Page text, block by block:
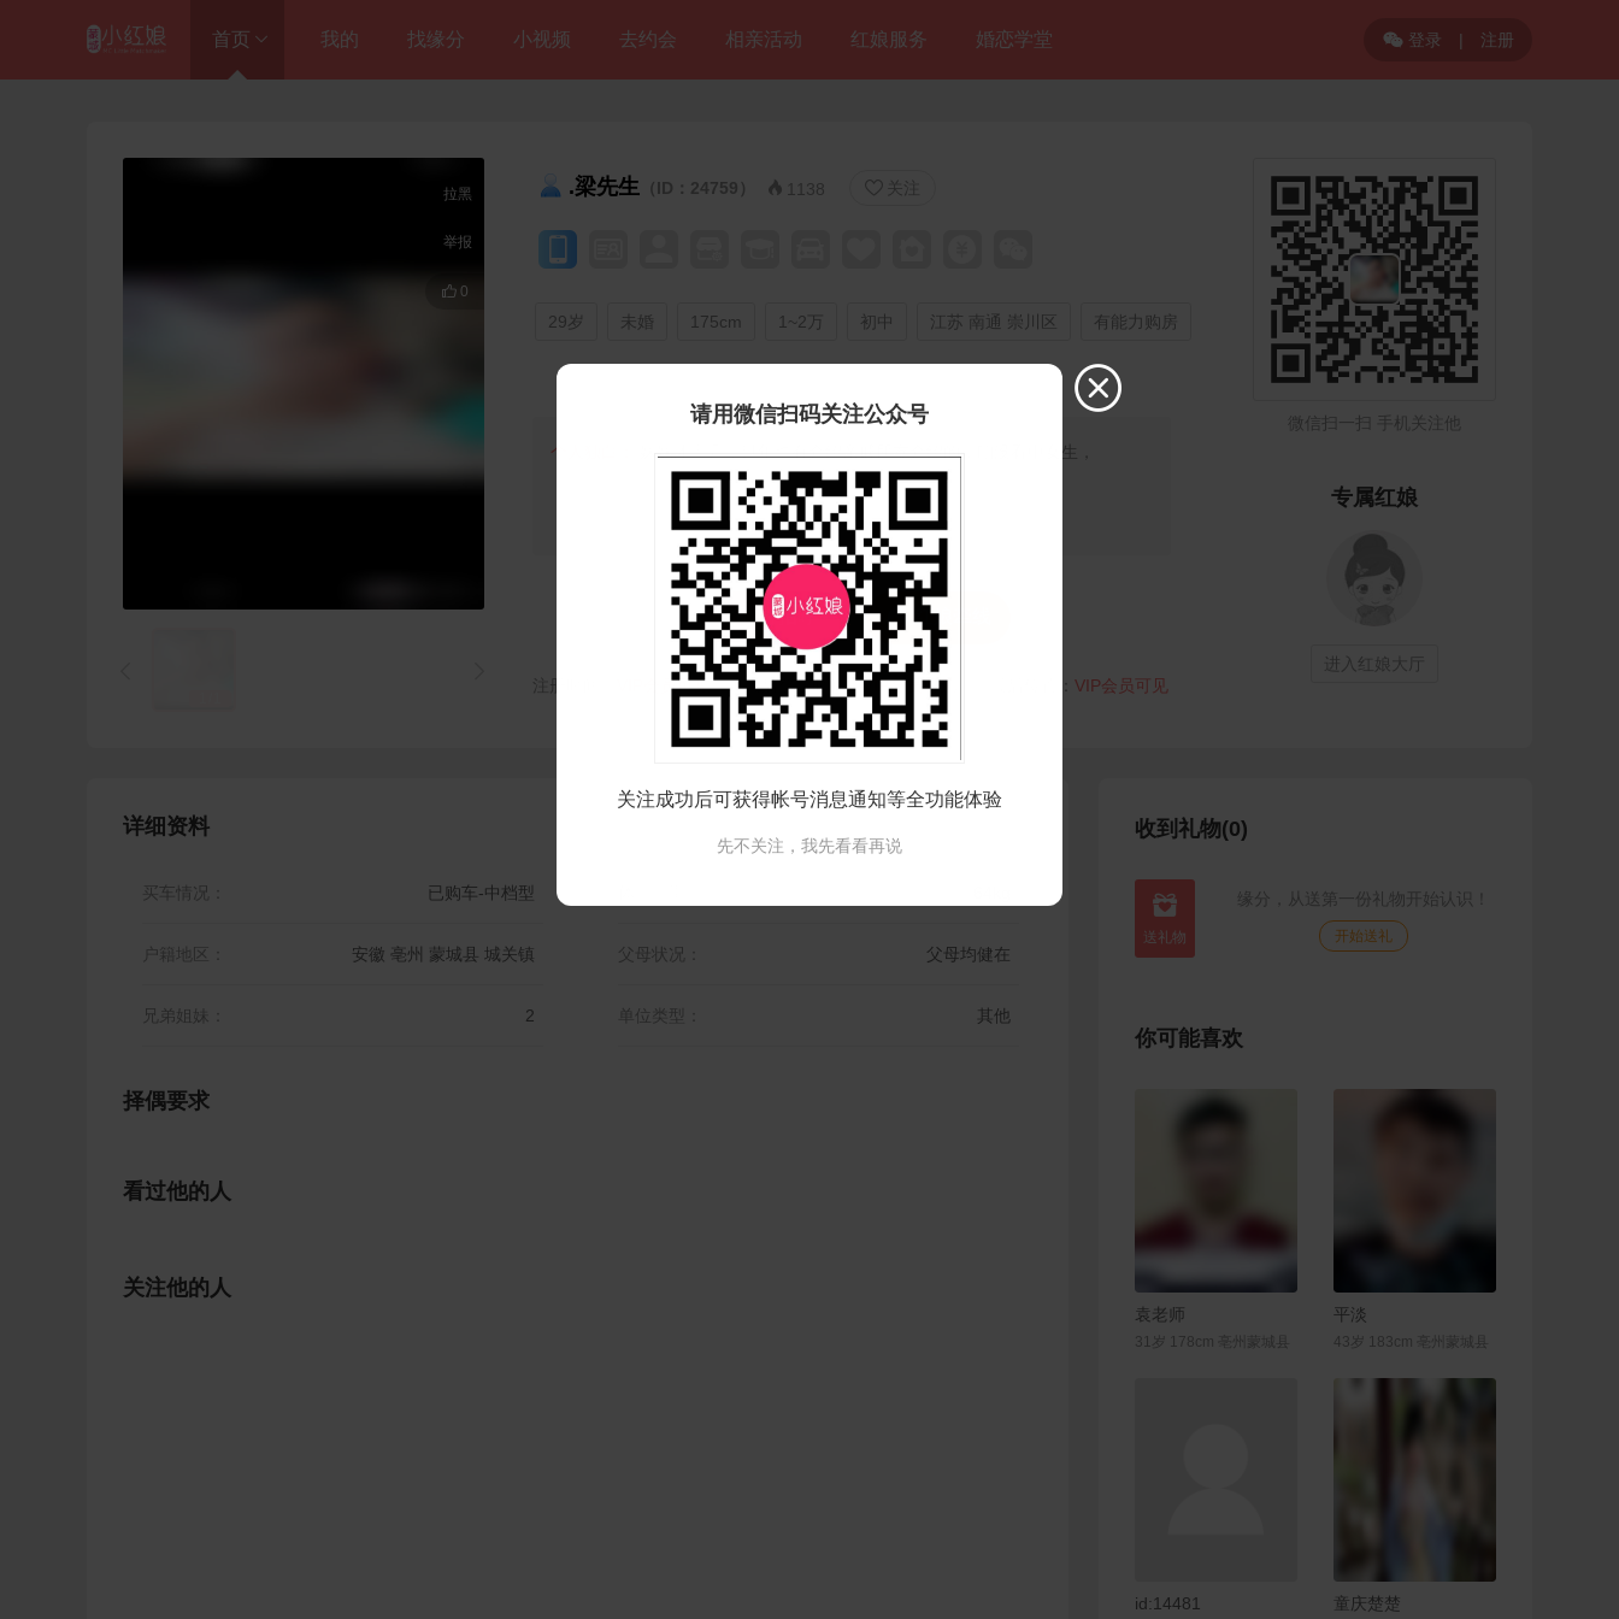
首页 我的 找缘分 小视频 去约会 相亲活动 红娘服务 婚恋学堂  登录 | 注册
拉黑
举报
 0
.梁先生 （ID：24759）  1138  关注
29岁 未婚 175cm 1~2万 初中 江苏 南通 崇川区 有能力购房
个人独白： 妹妹才十几，过年也有介绍亲戚朋友介绍的，咱没看中女生，
 打招呼  红娘牵线
VIP会员可见最后登录时间：VIP会员可见 VIP会员可见
微信扫一扫 手机关注他
专属红娘
进入红娘大厅
详细资料
买车情况： 已购车-中档型
户籍地区： 安徽 亳州 蒙城县 城关镇 父母状况： 父母均健在
兄弟姐妹： 2 单位类型： 其他
择偶要求
看过他的人
关注他的人
收到礼物(0)
 缘分，从送第一份礼物开始认识！
开始送礼
你可能喜欢
袁老师
31岁 178cm 亳州蒙城县
平淡
43岁 183cm 亳州蒙城县
联系Ta
id:14481 联系Ta
童庆楚楚

请用微信扫码关注公众号
关注成功后可获得帐号消息通知等全功能体验
先不关注，我先看看再说